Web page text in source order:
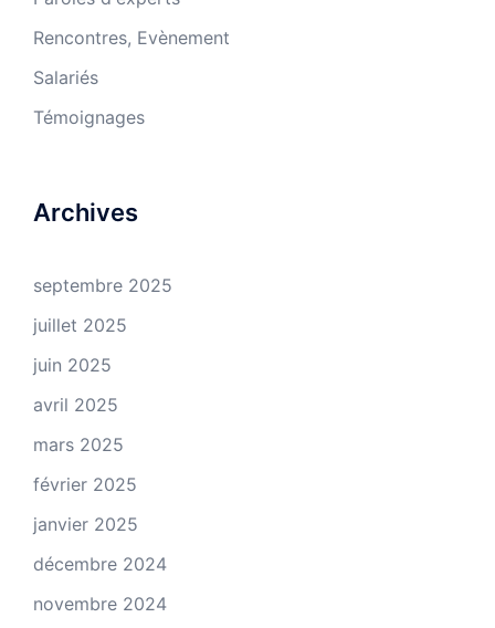
Rencontres, Evènement
Salariés
Témoignages
Archives
septembre 2025
juillet 2025
juin 2025
avril 2025
mars 2025
février 2025
janvier 2025
décembre 2024
novembre 2024